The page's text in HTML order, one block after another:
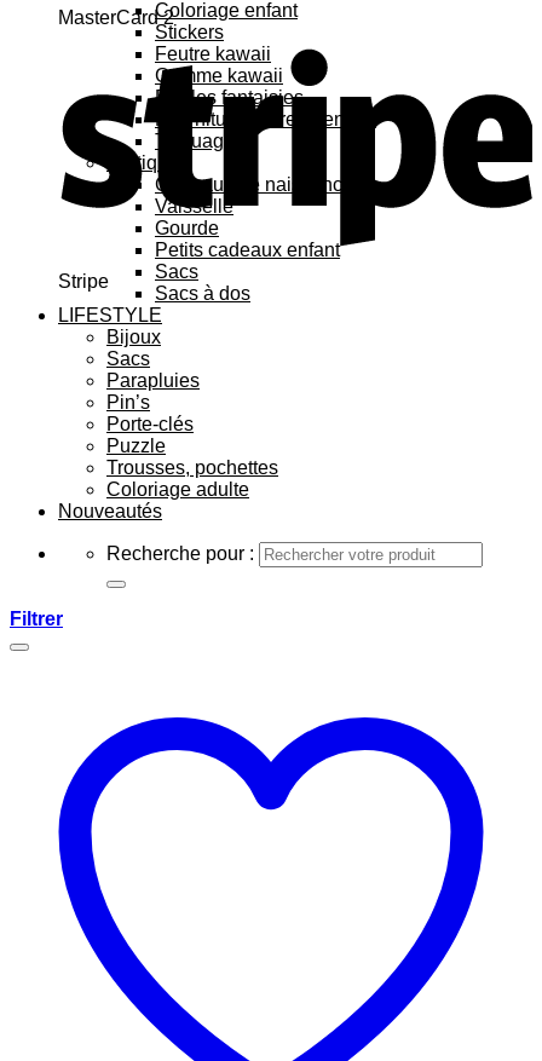
MasterCard 2
Stripe
Coloriage enfant
Stickers
Feutre kawaii
Gomme kawaii
Règles fantaisies
Fournitures bureau enfant
Tatouage
Pratique
Cadeaux de naissance
Vaisselle
Gourde
Petits cadeaux enfant
Sacs
Sacs à dos
LIFESTYLE
Bijoux
Sacs
Parapluies
Pin’s
Porte-clés
Puzzle
Trousses, pochettes
Coloriage adulte
Nouveautés
Recherche pour :
Filtrer